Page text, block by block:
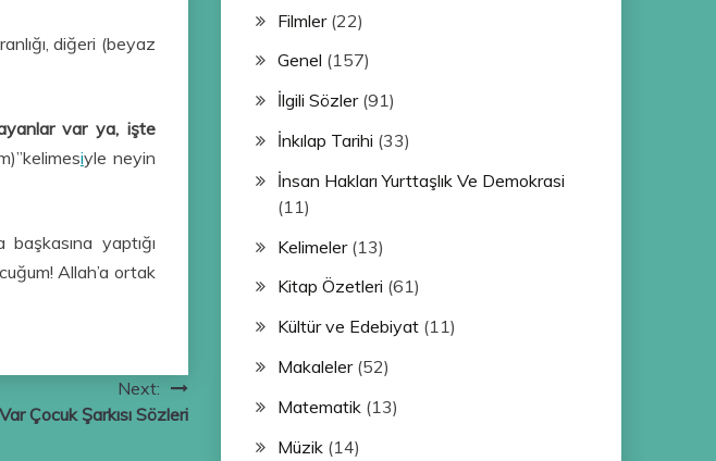
diğeri (beyaz
var ya, işte
iyle neyin
yaptığı
Allah’a ortak
Next:
Çocuk Şarkısı Sözleri
Filmler(22)
Genel (157)
İlgili Sözler(91)
İnkılap Tarihi (33)
İnsan Hakları Yurttaşlık Ve Demokrasi
(11)
Kelimeler(13)
Kitap Özetleri (61)
Kültür ve Edebiyat(11)
Makaleler(52)
Matematik(13)
Müzik(14)